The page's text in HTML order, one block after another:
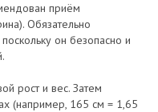
приём
Обязательно
он безопасно и
рост и вес. Затем
(например, 165 см = 1,65